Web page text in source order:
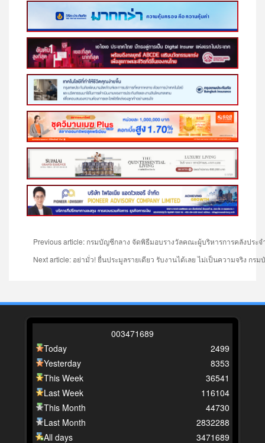
Previous article: กรมบัญชีกลาง จัดพิธีมอบรางวัลคณะผู้บริหารการคลังปร
Next article: อย่ามั่ว! ยื่นประมูลรายเดียว รับงานได้เลย ไม่เป็นความจริง ก
003471689
Today
Yesterday
This Week
Last Week
This Month
Last Month
All days
2499
8353
36541
116104
44730
2832288
3471689